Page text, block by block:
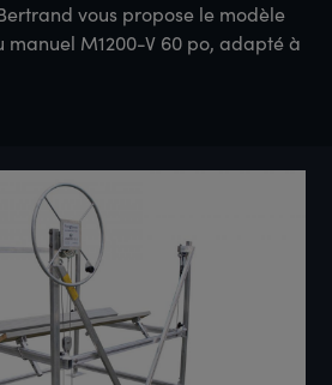
vous propose le modèle
manuel M1200-V 60 po, adapté à